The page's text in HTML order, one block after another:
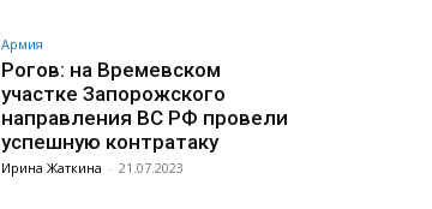
Армия
Рогов: на Времевском
участке Запорожского
направления ВС РФ провели
успешную контратаку
Ирина Жаткина - 21.07.2023